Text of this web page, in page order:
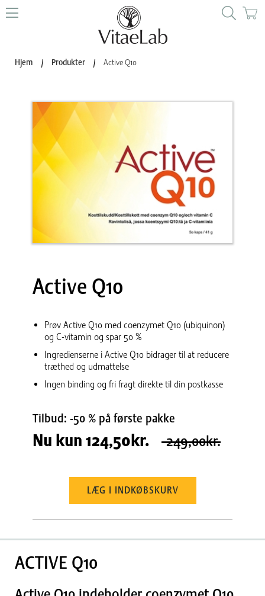
Hjem / Produkter / Active Q10
Active Q10
Prøv Active Q10 med coenzymet Q10 (ubiquinon)
og C-vitamin og spar 50 %
Ingredienserne i Active Q10 bidrager til at reducere
træthed og udmattelse
Ingen binding og fri fragt direkte til din postkasse
Tilbud: -50 % på første pakke
Nu kun 124,50kr. 249,00kr.
LÆG I INDKØBSKURV
ACTIVE Q10